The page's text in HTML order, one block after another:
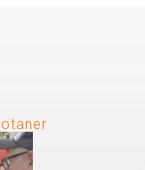
otaner